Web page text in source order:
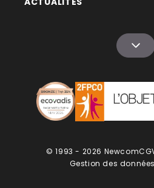
© 1993 - 2026 Newcom
Gestion des